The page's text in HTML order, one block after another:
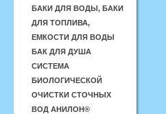
БАКИ ДЛЯ ВОДЫ, БАКИ
ДЛЯ ТОПЛИВА,
ЕМКОСТИ ДЛЯ ВОДЫ
БАК ДЛЯ ДУША
СИСТЕМА
БИОЛОГИЧЕСКОЙ
ОЧИСТКИ СТОЧНЫХ
ВОД АНИЛОН®